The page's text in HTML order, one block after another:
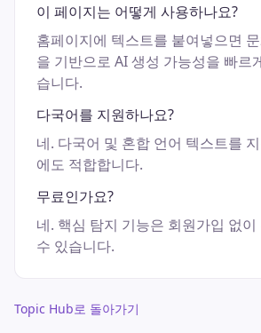
이 페이지는 어떻게 사용하나요?
홈페이지에 텍스트를 붙여넣으면
을 기반으로 AI 생성 가능성을 빠르
습니다.
다국어를 지원하나요?
네. 다국어 및 혼합 언어 텍스트를
에도 적합합니다.
무료인가요?
네. 핵심 탐지 기능은 회원가입 없
수 있습니다.
Topic Hub로 돌아가기